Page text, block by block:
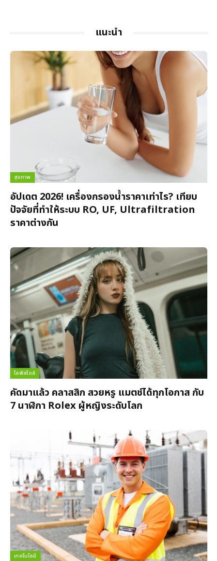
แนะนำ
สุขภาพ
อัปเดต 2026! เครื่องกรองน้ำราคาเท่าไร? เทียบ
ปัจจัยที่ทำให้ระบบ RO, UF, Ultrafiltration
ราคาต่างกัน
ไลฟ์สไตล์
คัดมาแล้ว คลาสสิก สวยหรู แมตช์ได้ทุกโอกาส กับ
7 นาฬิกา Rolex ผู้หญิงระดับโลก
เทคโนโลยี